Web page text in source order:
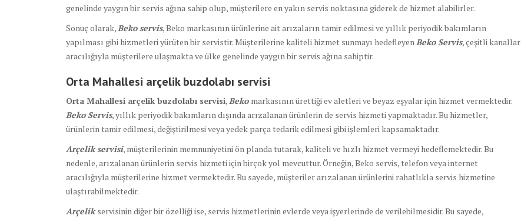
genelinde yaygın bir servis ağına sahip olup, müşterilere en yakın servis noktasına giderek de hizmet alabilirler.
Sonuç olarak,Beko servis, Beko markasının ürünlerine ait arızaların tamir edilmesi ve yıllık periyodik bakımların
yapılması gibi hizmetleri yürüten bir servistir. Müşterilerine kaliteli hizmet sunmayı hedefleyenBeko Servis, çeşitli kanallar
aracılığıyla müşterilere ulaşmakta ve ülke genelinde yaygın bir servis ağına sahiptir.
Orta Mahallesi arçelik buzdolabı servisi
Orta Mahallesi arçelik buzdolabı servisi,Beko markasının ürettiği ev aletleri ve beyaz eşyalar için hizmet vermektedir.
Beko Servis, yıllık periyodik bakımların dışında arızalanan ürünlerin de servis hizmeti yapmaktadır. Bu hizmetler,
ürünlerin tamir edilmesi, değiştirilmesi veya yedek parça tedarik edilmesi gibi işlemleri kapsamaktadır.
Arçelik servisi, müşterilerinin memnuniyetini ön planda tutarak, kaliteli ve hızlı hizmet vermeyi hedeflemektedir. Bu
nedenle, arızalanan ürünlerin servis hizmeti için birçok yol mevcuttur. Örneğin, Beko servis, telefon veya internet
aracılığıyla müşterilerine hizmet vermektedir. Bu sayede, müşteriler arızalanan ürünlerini rahatlıkla servis hizmetine
ulaştırabilmektedir.
Arçelikservisinin diğer bir özelliği ise, servis hizmetlerinin evlerde veya işyerlerinde de verilebilmesidir. Bu sayede,